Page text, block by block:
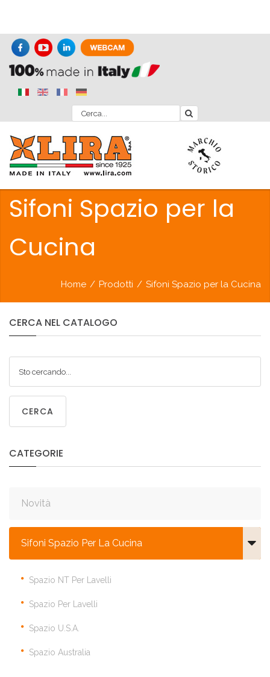
Sifoni Spazio per la
Cucina
Home / Prodotti / Sifoni Spazio per la Cucina
CERCA NEL CATALOGO
CERCA
CATEGORIE
Novità
Sifoni Spazio Per La Cucina
Spazio NT Per Lavelli
Spazio Per Lavelli
Spazio U.S.A.
Spazio Australia